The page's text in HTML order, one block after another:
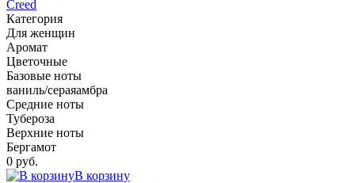
Creed
Категория
Для женщин
Аромат
Цветочные
Базовые ноты
ваниль/сераяамбра
Средние ноты
Тубероза
Верхние ноты
Бергамот
0 руб.
В корзину